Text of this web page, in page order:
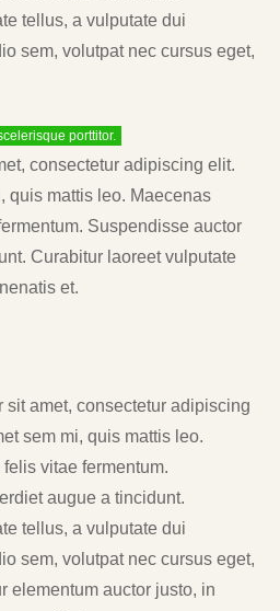
tellus, a vulputate dui
sem, volutpat nec cursus eget,
porttitor.
consectetur adipiscing elit.
quis mattis leo. Maecenas
Suspendisse auctor
Curabitur laoreet vulputate
et.
sit amet, consectetur adipiscing
sem mi, quis mattis leo.
vitae fermentum.
augue a tincidunt.
tellus, a vulputate dui
sem, volutpat nec cursus eget,
elementum auctor justo, in